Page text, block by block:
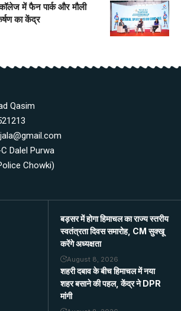
कॉलेज में फैन पार्क और मौली
का केंद्र
Qasim
Dalel Purwa
Chowki)
बड़सर में होगा हिमाचल का राज्य स्तरीय
स्वतंत्रता दिवस समारोह, CM सुक्खू
करेंगे अध्यक्षता
August 8, 2026
शहरी दबाव के बीच हिमाचल में नया
शहर बसाने की पहल, केंद्र ने DPR
मांगी